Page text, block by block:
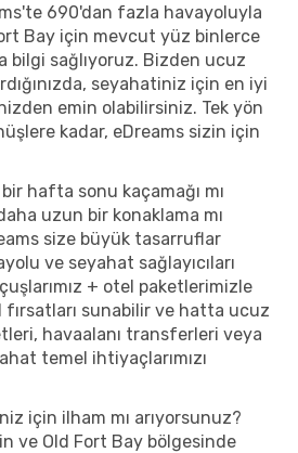
690'dan fazla havayoluyla
Bay için mevcut yüz binlerce
bilgi sağlıyoruz. Bizden ucuz
seyahatiniz için en iyi
emin olabilirsiniz. Tek yön
kadar, eDreams sizin için
hafta sonu kaçamağı mı
uzun bir konaklama mı
size büyük tasarruflar
ve seyahat sağlayıcıları
+ otel paketlerimizle
sunabilir ve hatta ucuz
havaalanı transferleri veya
temel ihtiyaçlarımızı
için ilham mı arıyorsunuz?
ve Old Fort Bay bölgesinde